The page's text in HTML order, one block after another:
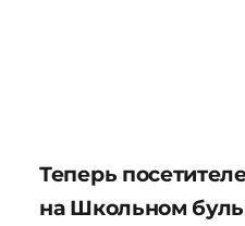
Теперь
на Школьном